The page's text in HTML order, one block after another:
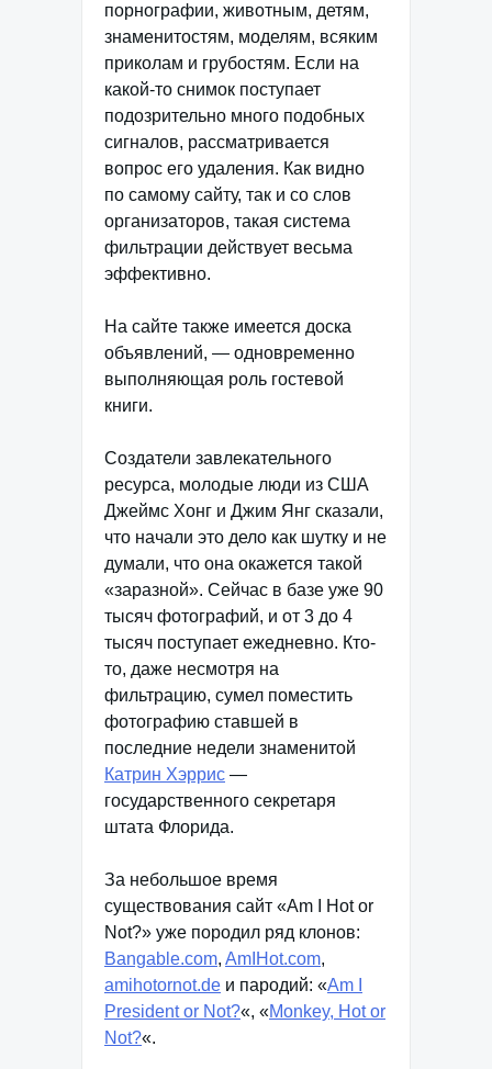
порнографии, животным, детям,
знаменитостям, моделям, всяким
приколам и грубостям. Если на
какой-то снимок поступает
подозрительно много подобных
сигналов, рассматривается
вопрос его удаления. Как видно
по самому сайту, так и со слов
организаторов, такая система
фильтрации действует весьма
эффективно.
На сайте также имеется доска
объявлений, — одновременно
выполняющая роль гостевой
книги.
Создатели завлекательного
ресурса, молодые люди из США
Джеймс Хонг и Джим Янг сказали,
что начали это дело как шутку и не
думали, что она окажется такой
«заразной». Сейчас в базе уже 90
тысяч фотографий, и от 3 до 4
тысяч поступает ежедневно. Кто-
то, даже несмотря на
фильтрацию, сумел поместить
фотографию ставшей в
последние недели знаменитой
Катрин Хэррис —
государственного секретаря
штата Флорида.
За небольшое время
существования сайт «Am I Hot or
Not?» уже породил ряд клонов:
Bangable.com, AmIHot.com,
amihotornot.de и пародий: «Am I
President or Not?«, «Monkey, Hot or
Not?«.